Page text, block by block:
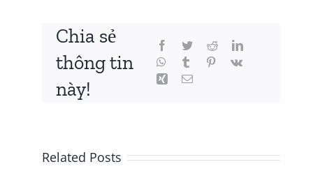
Chia sẻ
thông tin
này!
Related Posts